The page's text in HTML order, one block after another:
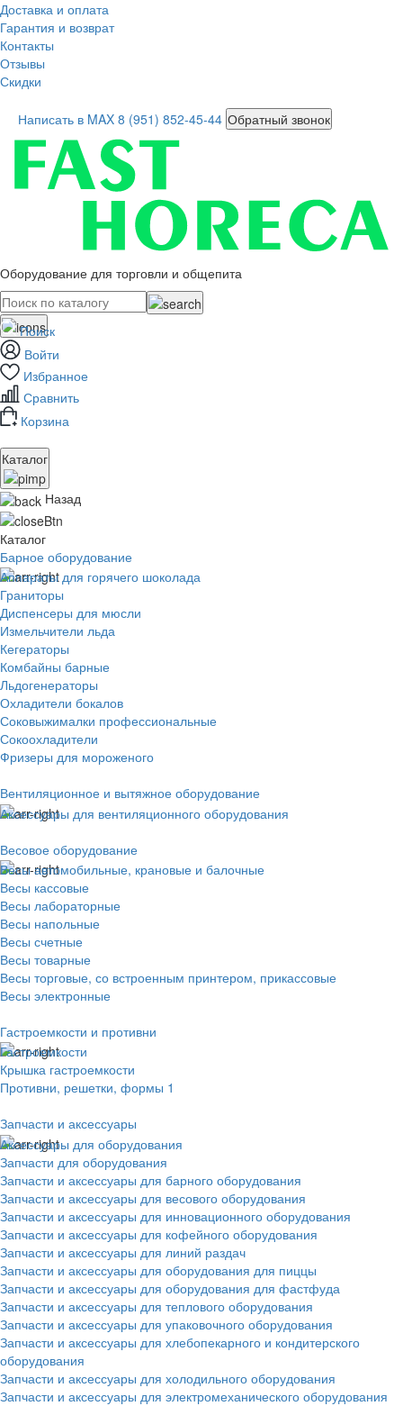
Доставка и оплата
Гарантия и возврат
Контакты
Отзывы
Скидки
Написать в MAX 8 (951) 852-45-44 Обратный звонок
Оборудование для торговли и общепита
Поиск
Войти
Избранное
Сравнить
Корзина
Каталог
Назад
Каталог
Барное оборудование
Аппараты для горячего шоколада
Граниторы
Диспенсеры для мюсли
Измельчители льда
Кегераторы
Комбайны барные
Льдогенераторы
Охладители бокалов
Соковыжималки профессиональные
Сокоохладители
Фризеры для мороженого
Вентиляционное и вытяжное оборудование
Аксессуары для вентиляционного оборудования
Весовое оборудование
Весы автомобильные, крановые и балочные
Весы кассовые
Весы лабораторные
Весы напольные
Весы счетные
Весы товарные
Весы торговые, со встроенным принтером, прикассовые
Весы электронные
Гастроемкости и противни
Гастроемкости
Крышка гастроемкости
Противни, решетки, формы 1
Запчасти и аксессуары
Аксессуары для оборудования
Запчасти для оборудования
Запчасти и аксессуары для барного оборудования
Запчасти и аксессуары для весового оборудования
Запчасти и аксессуары для инновационного оборудования
Запчасти и аксессуары для кофейного оборудования
Запчасти и аксессуары для линий раздач
Запчасти и аксессуары для оборудования для пиццы
Запчасти и аксессуары для оборудования для фастфуда
Запчасти и аксессуары для теплового оборудования
Запчасти и аксессуары для упаковочного оборудования
Запчасти и аксессуары для хлебопекарного и кондитерского
оборудования
Запчасти и аксессуары для холодильного оборудования
Запчасти и аксессуары для электромеханического оборудования